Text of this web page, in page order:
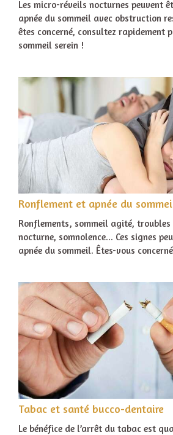
Les micro-réveils nocturnes peuvent
apnée du sommeil avec obstruction
êtes concerné, consultez rapidement
sommeil serein !
Ronflement et apnée du
Ronflements, sommeil agité,
nocturne, somnolence... Ces signes
apnée du sommeil. Êtes-vous
Tabac et santé bucco-dentaire
Le bénéfice de l’arrêt du tabac est